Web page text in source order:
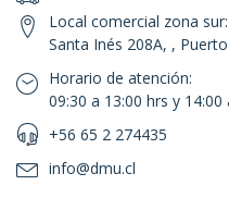
Local comercial zona sur:
Santa Inés 208A, ,
Horario de atención:
09:30 a 13:00 hrs y
+56 65 2 274435
info@dmu.cl